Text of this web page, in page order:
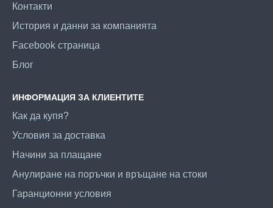
Контакти
История и данни за компанията
Facebook страница
Блог
ИНФОРМАЦИЯ ЗА КЛИЕНТИТЕ
Как да купя?
Условия за доставка
Начини за плащане
Анулиране на поръчки и връщане на стоки
Гаранционни условия